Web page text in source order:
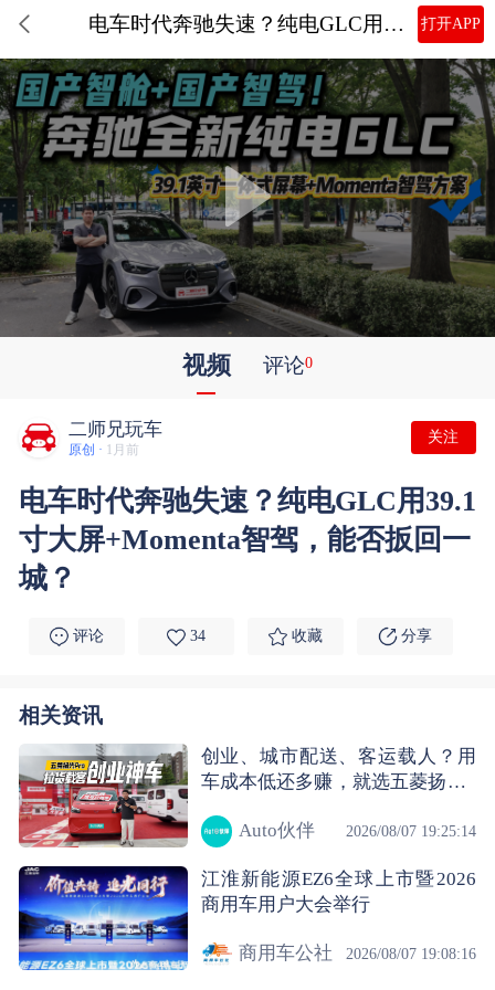
电车时代奔驰失速？纯电GLC用39.1寸大屏+Momenta智驾，能否扳回一城？ 打开APP
视频 评论0
二师兄玩车
原创 · 1月前
关注
电车时代奔驰失速？纯电GLC用39.1
寸大屏+Momenta智驾，能否扳回一
城？
评论 34 收藏 分享
相关资讯
创业、城市配送、客运载人？用
车成本低还多赚，就选五菱扬光P
Auto伙伴
2026/08/07 19:25:14
江淮新能源EZ6全球上市暨2026
商用车用户大会举行
商用车公社 2026/08/07 19:08:16